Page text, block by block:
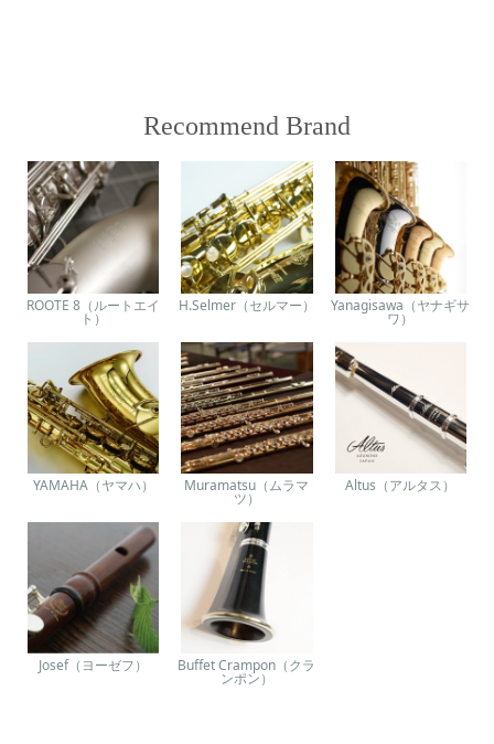
Recommend Brand
ROOTE 8（ルートエイ
ト）
H.Selmer（セルマー） Yanagisawa（ヤナギサ
ワ）
YAMAHA（ヤマハ） Muramatsu（ムラマ
ツ）
Altus（アルタス）
Josef（ヨーゼフ） Buffet Crampon（クラ
ンポン）